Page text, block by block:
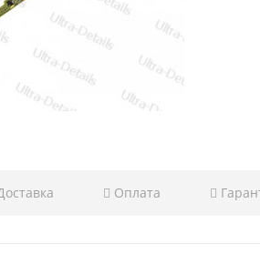
Оплата